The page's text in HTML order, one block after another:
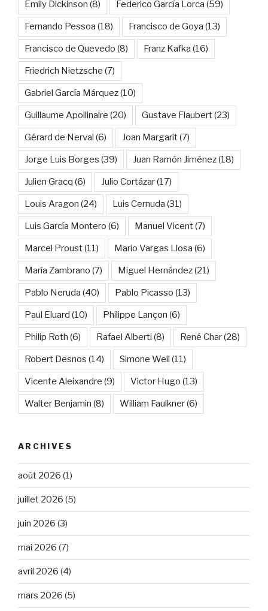
Emily Dickinson (8) Federico García Lorca (59)
Fernando Pessoa (18) Francisco de Goya (13)
Francisco de Quevedo (8) Franz Kafka (16)
Friedrich Nietzsche (7)
Gabriel García Márquez(10)
Guillaume Apollinaire (20) Gustave Flaubert(23)
Gérard de Nerval (6) Joan Margarit(7)
Jorge Luis Borges (39) Juan Ramón Jiménez(18)
Julien Gracq (6) Julio Cortázar(17)
Louis Aragon (24) Luis Cernuda (31)
Luis García Montero (6) Manuel Vicent(7)
Marcel Proust(11) Mario Vargas Llosa (6)
María Zambrano (7) Miguel Hernández(21)
Pablo Neruda (40) Pablo Picasso (13)
Paul Eluard (10) Philippe Lançon (6)
Philip Roth (6) Rafael Alberti (8) René Char(28)
Robert Desnos (14) Simone Weil (11)
Vicente Aleixandre (9) Victor Hugo (13)
Walter Benjamin (8) William Faulkner(6)
ARCHIVES
août 2026 (1)
juillet 2026 (5)
juin 2026 (3)
mai 2026 (7)
avril 2026 (4)
mars 2026 (5)